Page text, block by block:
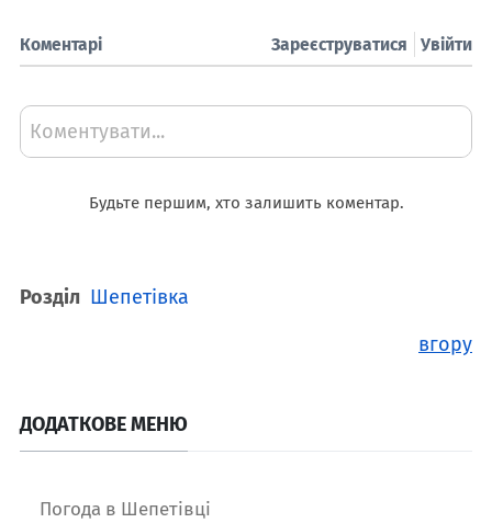
Коментарі Увійти
Зареєструватися
Коментувати...
Будьте першим, хто залишить коментар.
Розділ Шепетівка
вгору
ДОДАТКОВЕ МЕНЮ
Погода в Шепетівці